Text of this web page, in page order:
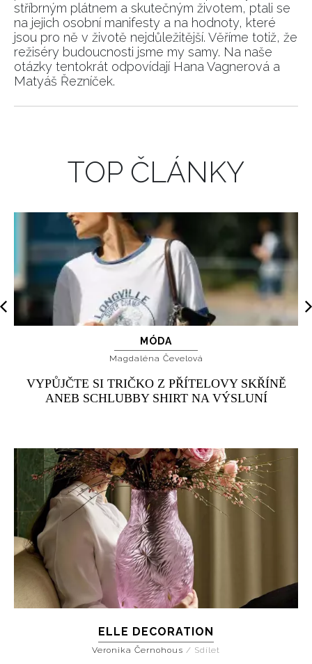
stříbrným plátnem a skutečným životem, ptali se
na jejich osobní manifesty a na hodnoty, které
jsou pro ně v životě nejdůležitější. Věříme totiž, že
režiséry budoucnosti jsme my samy. Na naše
otázky tentokrát odpovídají Hana Vagnerová a
Matyáš Řezníček.
TOP ČLÁNKY
MÓDA
Magdaléna Čevelová
VYPŮJČTE SI TRIČKO Z PŘÍTELOVY SKŘÍNĚ
ANEB SCHLUBBY SHIRT NA VÝSLUNÍ
ELLE DECORATION
Veronika Černohous / Sdílet